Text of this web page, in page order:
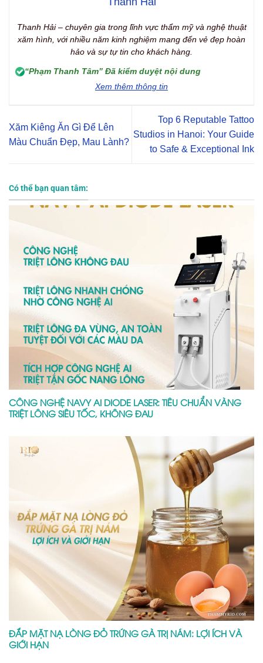
Thanh Hải – chuyên gia trong lĩnh vực thẩm mỹ và nghệ thuật
xăm hình, với nhiều năm kinh nghiệm mang đến vẻ đẹp hoàn
hảo và sự tự tin cho khách hàng.
“Phạm Thanh Tâm” Đã kiểm duyệt nội dung
Xem thêm thông tin
Xăm Kiêng Ăn Gì Để Lên
Màu Chuẩn Đẹp, Mau Lành?
Top 6 Reputable Tattoo
Studios in Hanoi: Your Guide
to Safe & Exceptional Ink
Có thể bạn quan tâm:
CÔNG NGHỆ NAVY AI DIODE LASER: TIÊU CHUẨN VÀNG
TRIỆT LÔNG SIÊU TỐC, KHÔNG ĐAU
ĐẮP MẶT NẠ LÒNG ĐỎ TRỨNG GÀ TRỊ NÁM: LỢI ÍCH VÀ
GIỚI HẠN